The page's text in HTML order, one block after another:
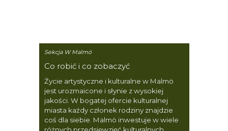
Sekcja W Malmö
Co robić i co zobaczyć
Życie artystyczne i kulturalne w Malmö
jest urozmaicone i słynie z wysokiej
jakości. W bogatej ofercie kulturalnej
miasta każdy członek rodziny znajdzie
coś dla siebie. Malmö inwestuje w wiele